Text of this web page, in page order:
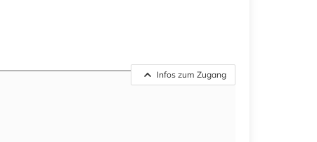
Infos zum Zugang